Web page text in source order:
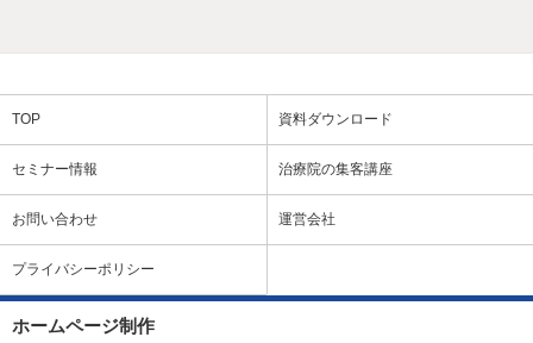
TOP 資料ダウンロード
セミナー情報 治療院の集客講座
お問い合わせ 運営会社
プライバシーポリシー
ホームページ制作